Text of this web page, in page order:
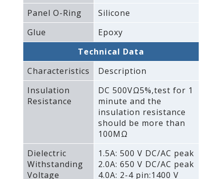
Panel O-Ring
Silicone
Glue
Epoxy
Technical Data
Characteristics
Description
Insulation
Resistance
DC 500VΩ5%‚test for 1
minute and the
insulation resistance
should be more than
100MΩ
Dielectric
Withstanding
Voltage
1.5A: 500 V DC/AC peak
2.0A: 650 V DC/AC peak
4.0A: 2-4 pin:1400 V